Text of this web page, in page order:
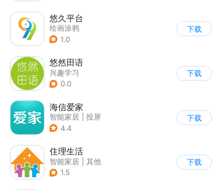
悠久平台
绘画涂鸦
1.0
下载
悠然田语
兴趣学习
0.0
下载
海信爱家
智能家居
投屏
4.4
下载
住理生活
智能家居
其他
1.5
下载